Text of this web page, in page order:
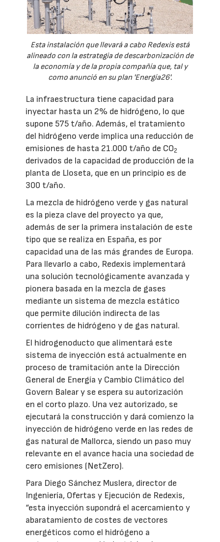
Esta instalación que llevará a cabo Redexis está
alineado con la estrategia de descarbonización de
la economía y de la propia compañía que, tal y
como anunció en su plan 'Energía26'.
La infraestructura tiene capacidad para
inyectar hasta un 2% de hidrógeno, lo que
supone 575 t/año. Además, el tratamiento
del hidrógeno verde implica una reducción de
emisiones de hasta 21.000 t/año de CO2
derivados de la capacidad de producción de la
planta de Lloseta, que en un principio es de
300 t/año.
La mezcla de hidrógeno verde y gas natural
es la pieza clave del proyecto ya que,
además de ser la primera instalación de este
tipo que se realiza en España, es por
capacidad una de las más grandes de Europa.
Para llevarlo a cabo, Redexis implementará
una solución tecnológicamente avanzada y
pionera basada en la mezcla de gases
mediante un sistema de mezcla estático
que permite dilución indirecta de las
corrientes de hidrógeno y de gas natural.
El hidrogenoducto que alimentará este
sistema de inyección está actualmente en
proceso de tramitación ante la Dirección
General de Energía y Cambio Climático del
Govern Balear y se espera su autorización
en el corto plazo. Una vez autorizado, se
ejecutará la construcción y dará comienzo la
inyección de hidrógeno verde en las redes de
gas natural de Mallorca, siendo un paso muy
relevante en el avance hacia una sociedad de
cero emisiones (NetZero).
Para Diego Sánchez Muslera, director de
Ingeniería, Ofertas y Ejecución de Redexis,
“esta inyección supondrá el acercamiento y
abaratamiento de costes de vectores
energéticos como el hidrógeno a